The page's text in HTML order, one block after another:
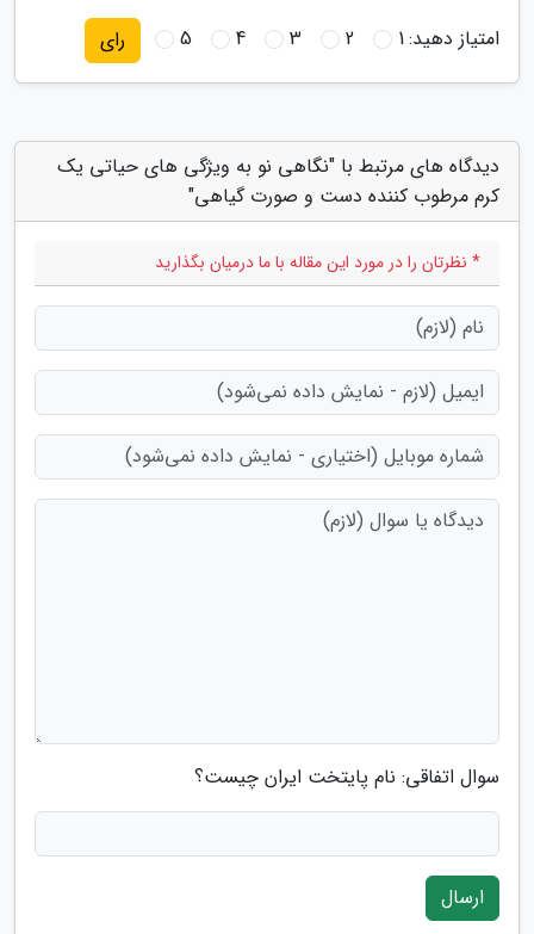
امتیاز دهید:1
2
3
4
5 رای
دیدگاه های مرتبط با "نگاهی نو به ویژگی های حیاتی یک
کرم مرطوب کننده دست و صورت گیاهی"
* نظرتان را در مورد این مقاله با ما درمیان بگذارید
سوال اتفاقی: نام پایتخت ایران چیست؟
ارسال